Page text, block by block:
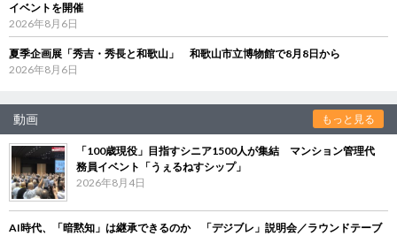
イベントを開催
2026年8月6日
夏季企画展「秀吉・秀長と和歌山」 和歌山市立博物館で8月8日から
2026年8月6日
動画 もっと見る
「100歳現役」目指すシニア1500人が集結 マンション管理代
務員イベント「うぇるねすシップ」
2026年8月4日
AI時代、「暗黙知」は継承できるのか 「デジブレ」説明会／ラウンドテーブ